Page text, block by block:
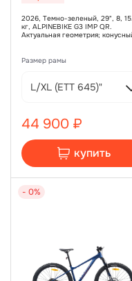
2026, Темно-зеленый, 29", 8,
кг, ALPINEBIKE G3 IMP QR.
Актуальная геометрия;
багажника, TEKTRO TKD 176,
гидравлический, ротор 160 мм,
L/XL
Размер рамы
L/XL (ЕТТ 645)"
44 900 ₽
купить
- 0%